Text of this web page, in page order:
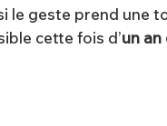
le geste prend une
cette fois d’un an